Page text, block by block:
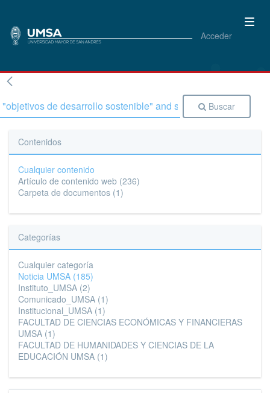
Acceder
Buscar
Contenidos
Cualquier contenido
Artículo de contenido web (236)
Carpeta de documentos (1)
Categorías
Cualquier categoría
Noticia UMSA (185)
Instituto_UMSA (2)
Comunicado_UMSA (1)
Institucional_UMSA (1)
FACULTAD DE CIENCIAS ECONÓMICAS Y FINANCIERAS
UMSA (1)
FACULTAD DE HUMANIDADES Y CIENCIAS DE LA
EDUCACIÓN UMSA (1)